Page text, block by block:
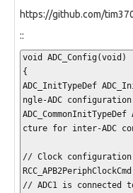
https://github.com/
::
void ADC_Config(void)
{
ADC_InitTypeDef
ngle-ADC configuration
cture for inter-ADC
// Clock configuration
// ADC1 is connected